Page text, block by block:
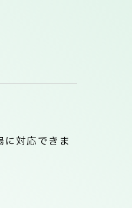
対応できま